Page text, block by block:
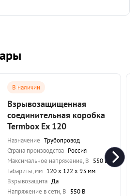
В наличии
Взрывозащищенная
соединительная коробка
Termbox Ex 120
Назначение Трубопровод
Страна производства Россия
Максимальное напряжение, В 550 В
Габариты, мм 120 х 122 х 93 мм
Взрывозащита Да
Напряжение в сети, В 550 В